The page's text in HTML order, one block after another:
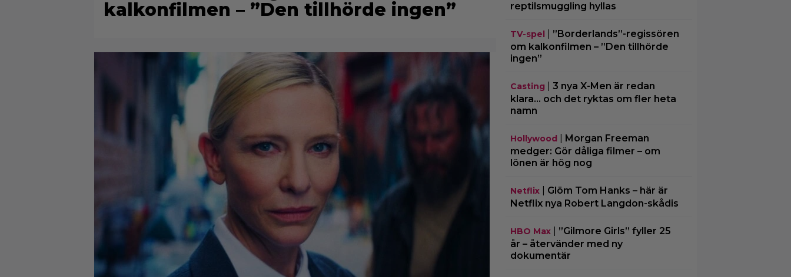
kalkonfilmen – ”Den tillhörde ingen”
reptilsmuggling hyllas
TV-spel
”Borderlands”-regissören
om kalkonfilmen – ”Den tillhörde
ingen”
Casting
3 nya X-Men är redan
klara… och det ryktas om fler heta
namn
Hollywood
Morgan Freeman
medger: Gör dåliga filmer – om
lönen är hög nog
Netflix| Glöm Tom Hanks – här är
Netflix nya Robert Langdon-skådis
HBO Max| ”Gilmore Girls” fyller 25
år – återvänder med ny
dokumentär